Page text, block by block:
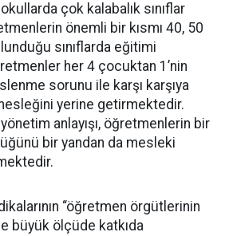
çok kalabalık sınıflar
önemli bir kısmı 40, 50
sınıflarda eğitimi
her 4 çocuktan 1’nin
sorunu ile karşı karşıya
yerine getirmektedir.
anlayışı, öğretmenlerin bir
bir yandan da mesleki
“öğretmen örgütlerinin
büyük ölçüde katkıda